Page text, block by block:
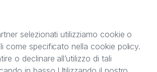
sito web è di proprietà di StreetLib S.r.l.
P.IVA 05338720963. StreetLib S.r.l. è
selezionati utilizziamo cookie o
come specificato nella cookie policy.
o declinare all’utilizzo di tali